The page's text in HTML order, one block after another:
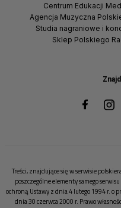
Centrum Edukacji
Agencja Muzyczna
Studia nagraniowe i
Sklep Polskiego
Treści, znajdujące się w serwisie
poszczególne elementy samego
ochroną Ustawy z dnia 4 lutego 1994 r. o
dnia 30 czerwca 2000 r. Prawo